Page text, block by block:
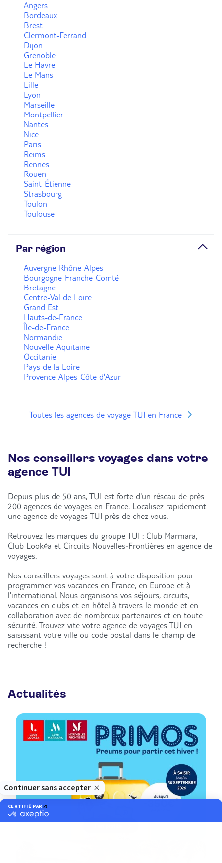
TUI STORE Strasbourg Neudorf
Fermé.
130 Av. du Rhin 67100 Strasbourg
Angers
Bordeaux
Brest
Clermont-Ferrand
Dijon
Grenoble
Le Havre
Le Mans
Lille
Lyon
Marseille
Montpellier
Nantes
Nice
Paris
Reims
Rennes
Rouen
Saint-Étienne
Strasbourg
Toulon
Toulouse
Par région
Auvergne-Rhône-Alpes
Bourgogne-Franche-Comté
Bretagne
Centre-Val de Loire
Grand Est
Hauts-de-France
Île-de-France
Normandie
Nouvelle-Aquitaine
Occitanie
Pays de la Loire
Provence-Alpes-Côte d'Azur
Toutes les agences de voyage TUI en France
Nos conseillers voyages dans votre
agence TUI
Depuis plus de 50 ans, TUI est forte d'un réseau de près
200 agences de voyages en France. Localisez rapidement
une agence de voyages TUI près de chez vous.
Retrouvez les marques du groupe TUI : Club Marmara,
Club Lookéa et Circuits Nouvelles-Frontières en agence de
voyages.
Nos conseillers voyages sont à votre disposition pour
programmer vos vacances en France, en Europe et à
l'international. Nous organisons vos séjours, circuits,
vacances en clubs et en hôtel à travers le monde et en
collaboration avec de nombreux partenaires et en toute
sécurité. Trouvez vite votre agence de voyages TUI en
saisissant votre ville ou code postal dans le champ de
recherche !
Actualités